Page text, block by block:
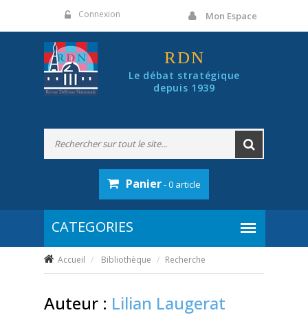
Connexion Mon Espace
RDN
Le débat stratégique
depuis 1939
Panier- 0 article
Accueil Bibliothèque Recherche
Auteur : Lilian Laugerat